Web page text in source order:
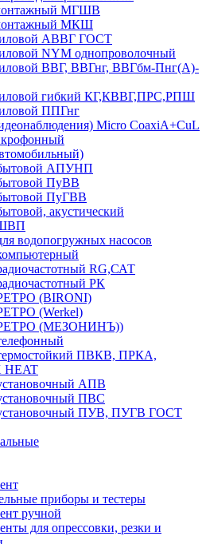
МГШВ
МКШ
АВВГ ГОСТ
NYM однопроволочный
ВВГ, ВВГнг, ВВГбм-Пнг(А)-
гибкий КГ,КВВГ,ПРС,РПШ
ППГнг
Micro CoaxiA+CuL
АПУНП
ПуВВ
ПуГВВ
акустический
водопогружных насосов
RG,САТ
РК
(BIRONI)
(Werkel)
(МЕЗОНИНЪ))
ПВКВ, ПРКА,
HEAT
АПВ
ПВС
ПУВ, ПУГВ ГОСТ
приборы и тестеры
ручной
для опрессовки, резки и